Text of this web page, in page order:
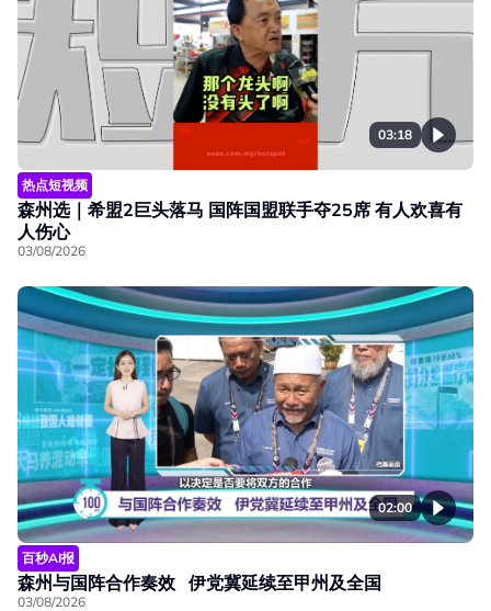
03:18
热点短视频
森州选｜希盟2巨头落马 国阵国盟联手夺25席 有人欢喜有
人伤心
03/08/2026
02:00
百秒AI报
森州与国阵合作奏效 伊党冀延续至甲州及全国
03/08/2026